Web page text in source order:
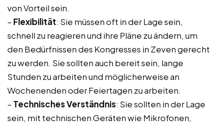
von Vorteil sein.
– Flexibilität: Sie müssen oft in der Lage sein,
schnell zu reagieren und ihre Pläne zu ändern, um
den Bedürfnissen des Kongresses in Zeven gerecht
zu werden. Sie sollten auch bereit sein, lange
Stunden zu arbeiten und möglicherweise an
Wochenenden oder Feiertagen zu arbeiten.
– Technisches Verständnis: Sie sollten in der Lage
sein, mit technischen Geräten wie Mikrofonen,